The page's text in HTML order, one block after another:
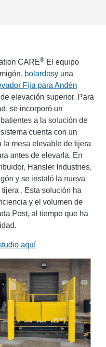
CARE® El equipo
bolardosy una
Fija para Andén
elevación superior. Para
se incorporó un
a la solución de
cuenta con un
la mesa elevable de tijera
antes de elevarla. En
Hansler Industries,
y se instaló la nueva
. Esta solución ha
y el volumen de
Post, al tiempo que ha
aquí